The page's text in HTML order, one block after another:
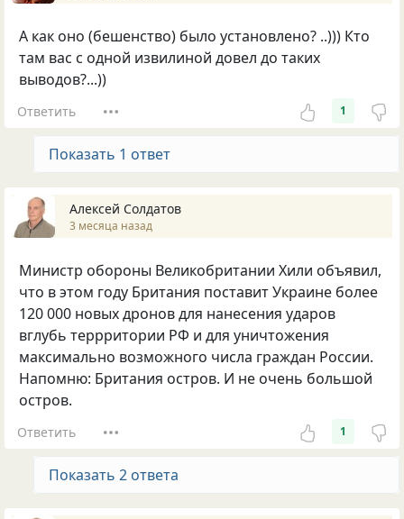
А как оно (бешенство) было установлено? ..))) Кто
там вас с одной извилиной довел до таких
выводов?...))
Ответить 1
Показать 1 ответ
Алексей Солдатов
3 месяца назад
Министр обороны Великобритании Хили объявил,
что в этом году Британия поставит Украине более
120 000 новых дронов для нанесения ударов
вглубь террритории РФ и для уничтожения
максимально возможного числа граждан России.
Напомню: Британия остров. И не очень большой
остров.
Ответить 1
Показать 2 ответа